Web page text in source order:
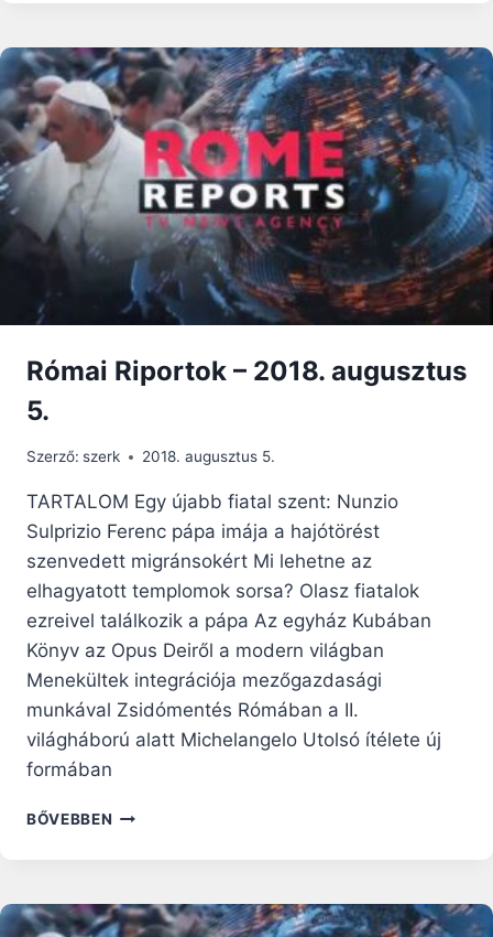
MÁRCIUS
15.
Római Riportok – 2018. augusztus
5.
Szerző: szerk 2018. augusztus 5.
TARTALOM Egy újabb fiatal szent: Nunzio
Sulprizio Ferenc pápa imája a hajótörést
szenvedett migránsokért Mi lehetne az
elhagyatott templomok sorsa? Olasz fiatalok
ezreivel találkozik a pápa Az egyház Kubában
Könyv az Opus Deiről a modern világban
Menekültek integrációja mezőgazdasági
munkával Zsidómentés Rómában a II.
világháború alatt Michelangelo Utolsó ítélete új
formában
BŐVEBBEN RÓMAI
AUGUSZTUS
5.